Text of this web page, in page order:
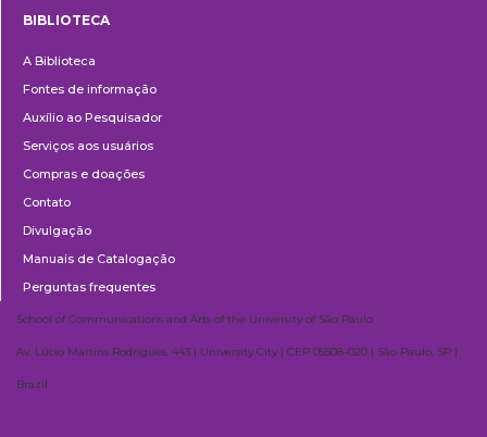
BIBLIOTECA
A Biblioteca
Fontes de informação
Auxílio ao Pesquisador
Serviços aos usuários
Compras e doações
Contato
Divulgação
Manuais de Catalogação
Perguntas frequentes
School of Communications and Arts of the University of São Paulo
Av. Lúcio Martins Rodrigues, 443 | University City | CEP 05508-020 | São Paulo, SP |
Brazil